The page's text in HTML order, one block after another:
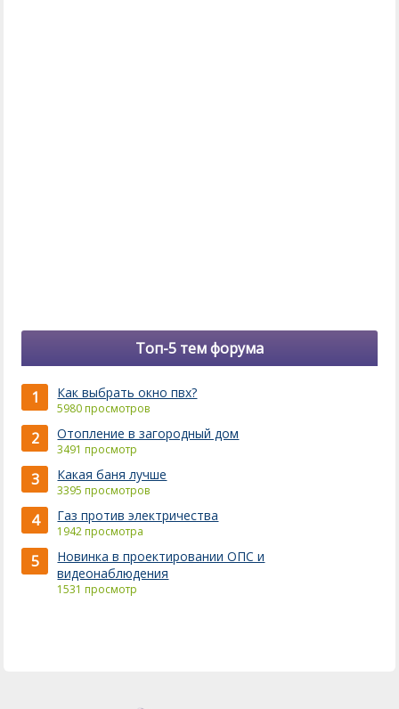
Топ-5 тем форума
1 Как выбрать окно пвх?
5980 просмотров
2 Отопление в загородный дом
3491 просмотр
3 Какая баня лучше
3395 просмотров
4 Газ против электричества
1942 просмотра
5
Новинка в проектировании ОПС и
видеонаблюдения
1531 просмотр